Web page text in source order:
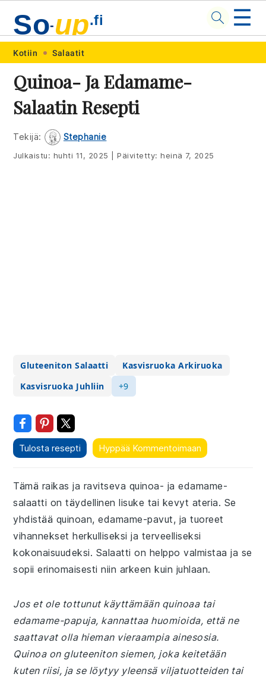
Skip
primary
navigation
Skip
main
content
Skip
primary
sidebar
Skip
footer
So-up.fi ☰
Kotiin Salaatit
Quinoa- Ja Edamame-
Salaatin Resepti
Tekijä: Stephanie
Julkaistu: huhti 11, 2025 Päivitetty:heinä 7, 2025
Gluteeniton Salaatti
Kasvisruoka Arkiruoka
Kasvisruoka Juhliin
+9
Tulosta resepti Hyppää Kommentoimaan
Tämä raikas ja ravitseva quinoa- ja edamame-
salaatti on täydellinen lisuke tai kevyt ateria. Se
yhdistää quinoan, edamame-pavut, ja tuoreet
vihannekset herkulliseksi ja terveelliseksi
kokonaisuudeksi. Salaatti on helppo valmistaa ja se
sopii erinomaisesti niin arkeen kuin juhlaan.
Jos et ole tottunut käyttämään quinoaa tai
edamame-papuja, kannattaa huomioida, että ne
saattavat olla hieman vieraampia ainesosia.
Quinoa on gluteeniton siemen, joka keitetään
kuten riisi, ja se löytyy yleensä viljatuotteiden tai